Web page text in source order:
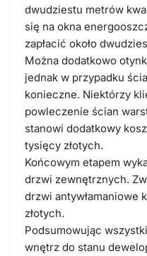
dwudziestu metrów
się na okna
zapłacić około
Można dodatkowo
jednak w przypadku
konieczne. Niektórzy
powleczenie ścian
stanowi dodatkowy
tysięcy złotych.
Końcowym etapem
drzwi zewnętrznych.
drzwi antywłamaniowe
złotych.
Podsumowując
wnętrz do stanu